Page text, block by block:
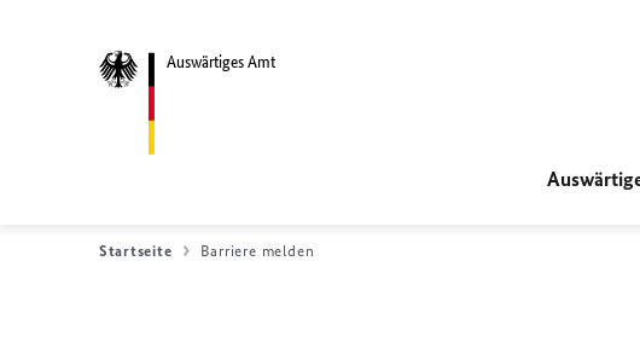
Auswärtiges Amt
Startseite Barriere melden